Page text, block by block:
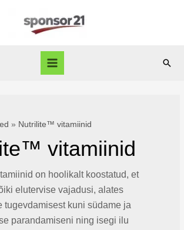
Main
Nutrilite™ vitamiinid
vitamiinid
on hoolikalt koostatud, et
elutervise vajadusi, alates
tugevdamisest kuni südame ja
parandamiseni ning isegi ilu